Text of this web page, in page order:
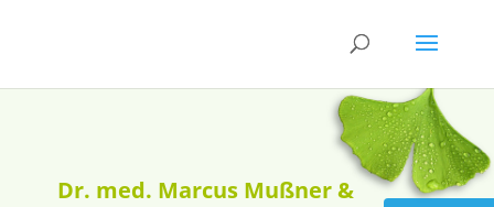
Dr. med. Marcus Mußner &